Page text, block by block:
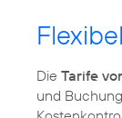
Die Tarife
und Buchung